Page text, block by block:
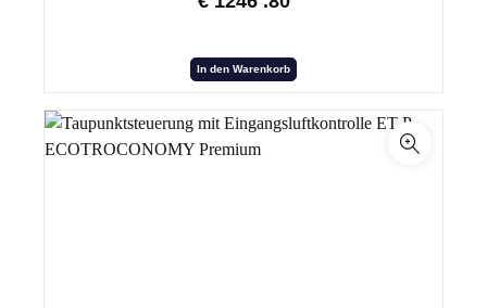
In den Warenkorb